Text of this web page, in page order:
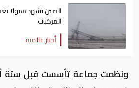
الصين تشهد سيولا
المركبات
أخبار عالمية
ونظمت جماعة تأسست قبل ستة